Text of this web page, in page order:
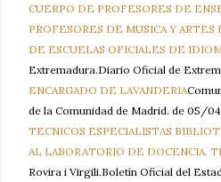
CUERPO DE PROFESORES DE
PROFESORES DE MUSICA Y ARTES
DE ESCUELAS OFICIALES DE
Extremadura.Diario Oficial de
ENCARGADO DE LAVANDERIA
de la Comunidad de Madrid. de 05/
TECNICOS ESPECIALISTAS
AL LABORATORIO DE DOCENCIA.
Rovira i Virgili.Boletín Oficial del